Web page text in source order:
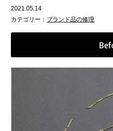
2021.05.14
カテゴリー： ブランド品の修理